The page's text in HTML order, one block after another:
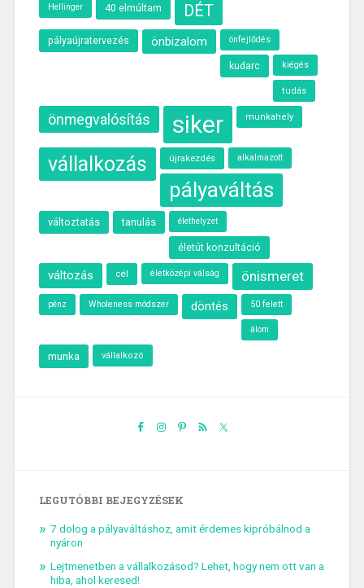
Hellinger 40 elmúltam DÉT
pályaújratervezés önbizalom önfejlődés
kudarc kiégés
tudás
önmegvalósítás siker munkahely
vállalkozás újrakezdés alkalmazott
pályaváltás
változtatás tanulás élethelyzet
életút konzultáció
változás cél életközépi válság önismeret
pénz Wholeness módszer döntés 50 felett
álom
munka vállalkozó
LEGUTÓBBI BEJEGYZÉSEK
7 dolog a pályaváltáshoz, amit érdemes kipróbálnod a
nyáron
Lejtmenetben a vállalkozásod? Lehet, hogy nem ott van a
hiba, ahol keresed!